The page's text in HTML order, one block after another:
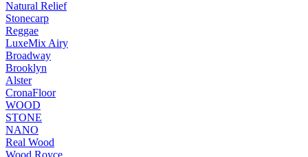
Natural Relief
Stonecarp
Reggae
LuxeMix Airy
Broadway
Brooklyn
Alster
CronaFloor
WOOD
STONE
NANO
Real Wood
Wood Royce